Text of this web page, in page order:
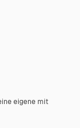
eigene mit